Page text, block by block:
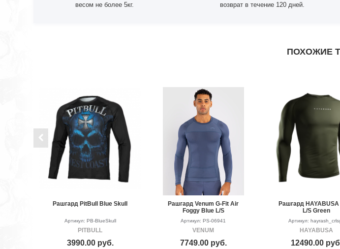
весом не более 5кг.
возврат в течение 120 дней.
ПОХОЖИЕ
Рашгард PitBull Blue Skull
Артикул: PB-BlueSkull
PITBULL
3990.00 руб.
Рашгард Venum G-Fit Air
Foggy Blue L/S
Артикул: PS-06941
VENUM
7749.00 руб.
Рашгард
L/S Green
Артикул:
HAYABUSA
12490.00